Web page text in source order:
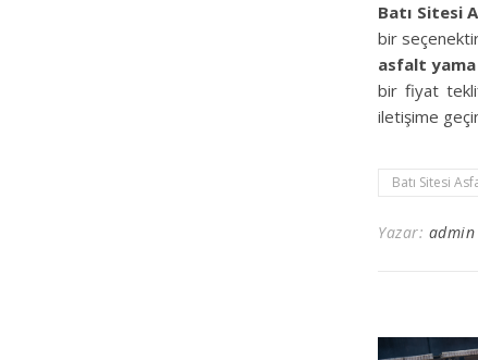
Batı Sitesi
bir
asfalt
bir fiyat
iletişime
Batı Sitesi
Yazar: admin